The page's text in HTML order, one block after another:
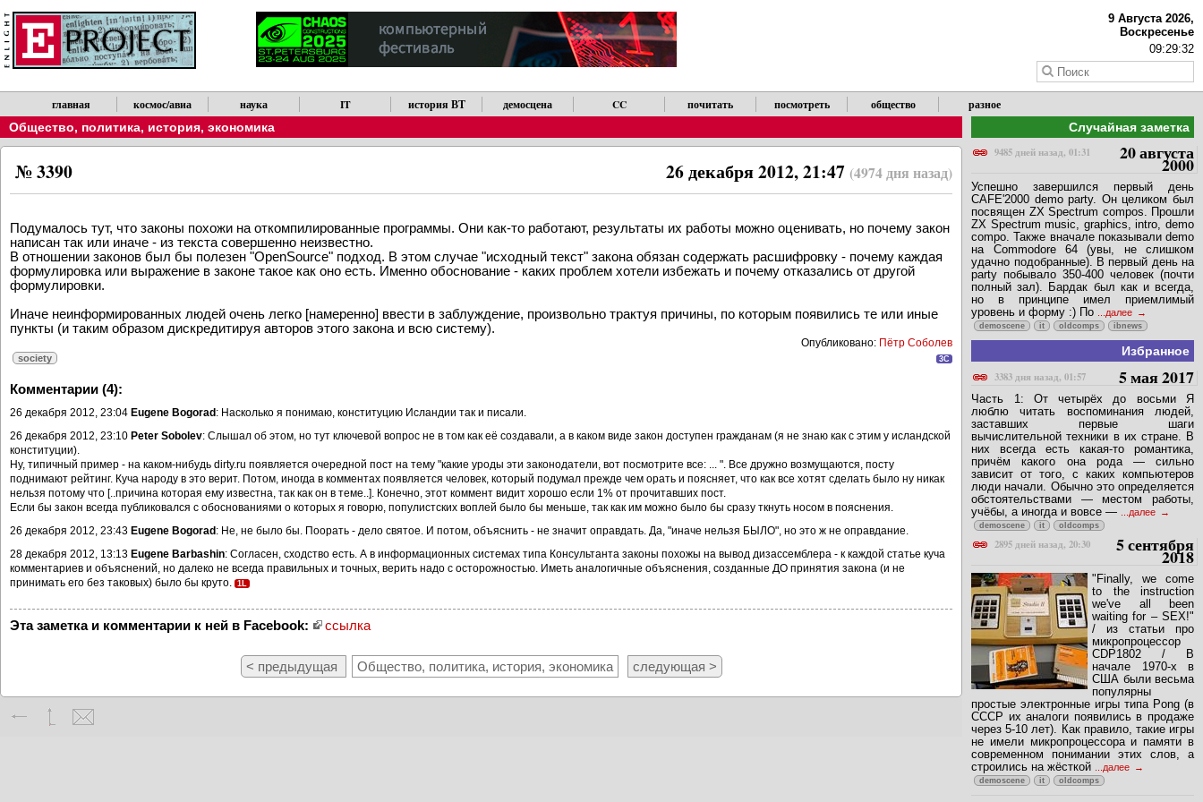
9 Августа 2026,
Воскресенье
09:29:32
главная космос/авиа наука IT история ВТ демосцена CC почитать посмотреть общество разное
Общество, политика, история, экономика
26 декабря 2012, 21:47 (4974 дня назад)
№ 3390
Подумалось тут, что законы похожи на откомпилированные программы. Они как-то работают, результаты их работы можно оценивать, но почему закон
написан так или иначе - из текста совершенно неизвестно.
В отношении законов был бы полезен "OpenSource" подход. В этом случае "исходный текст" закона обязан содержать расшифровку - почему каждая
формулировка или выражение в законе такое как оно есть. Именно обоснование - каких проблем хотели избежать и почему отказались от другой
формулировки.
Иначе неинформированных людей очень легко [намеренно] ввести в заблуждение, произвольно трактуя причины, по которым появились те или иные
пункты (и таким образом дискредитируя авторов этого закона и всю систему).
Опубликовано: Пётр Соболев
society 3C
Комментарии (4):
26 декабря 2012, 23:04 Eugene Bogorad : Насколько я понимаю, конституцию Исландии так и писали.
26 декабря 2012, 23:10 Peter Sobolev: Слышал об этом, но тут ключевой вопрос не в том как её создавали, а в каком виде закон доступен гражданам (я не знаю как с этим у исландской
конституции).
Ну, типичный пример - на каком-нибудь dirty.ru появляется очередной пост на тему "какие уроды эти законодатели, вот посмотрите все: ... ". Все дружно возмущаются, посту
поднимают рейтинг. Куча народу в это верит. Потом, иногда в комментах появляется человек, который подумал прежде чем орать и поясняет, что как все хотят сделать было ну никак
нельзя потому что [..причина которая ему известна, так как он в теме..]. Конечно, этот коммент видит хорошо если 1% от прочитавших пост.
Если бы закон всегда публиковался с обоснованиями о которых я говорю, популистских воплей было бы меньше, так как им можно было бы сразу ткнуть носом в пояснения.
26 декабря 2012, 23:43 Eugene Bogorad : Не, не было бы. Поорать - дело святое. И потом, объяснить - не значит оправдать. Да, "иначе нельзя БЫЛО", но это ж не оправдание.
28 декабря 2012, 13:13 Eugene Barbashin: Согласен, сходство есть. А в информационных системах типа Консультанта законы похожы на вывод дизассемблера - к каждой статье куча
комментариев и объяснений, но далеко не всегда правильных и точных, верить надо с осторожностью. Иметь аналогичные объяснения, созданные ДО принятия закона (и не
принимать его без таковых) было бы круто. 1L
Эта заметка и комментарии к ней в Facebook: ссылка
< предыдущая Общество, политика, история, экономика следующая >
Случайная заметка
9485 дней назад, 01:31
20 августа
2000
Успешно завершился первый день
CAFE'2000 demo party. Он целиком был
посвящен ZX Spectrum compos. Прошли
ZX Spectrum music, graphics, intro, demo
compo. Также вначале показывали demo
на Commodore 64 (увы, не слишком
удачно подобранные). В первый день на
party побывало 350-400 человек (почти
полный зал). Бардак был как и всегда,
но в принципе имел приемлимый
уровень и форму :) По ...далее
demoscene it oldcomps ibnews
Избранное
3383 дня назад, 01:57
5 мая 2017
Часть 1: От четырёх до восьми Я
люблю читать воспоминания людей,
заставших первые шаги
вычислительной техники в их стране. В
них всегда есть какая-то романтика,
причём какого она рода — сильно
зависит от того, с каких компьютеров
люди начали. Обычно это определяется
обстоятельствами — местом работы,
учёбы, а иногда и вовсе —
...далее
demoscene it oldcomps
2895 дней назад, 20:30 5 сентября
2018
"Finally, we come
to the instruction
we've all been
waiting for – SEX!"
/ из статьи про
микропроцессор
CDP1802 / В
начале 1970-х в
США были весьма
популярны
простые электронные игры типа Pong (в
СССР их аналоги появились в продаже
через 5-10 лет). Как правило, такие игры
не имели микропроцессора и памяти в
современном понимании этих слов, а
строились на жёсткой
...далее
demoscene it oldcomps